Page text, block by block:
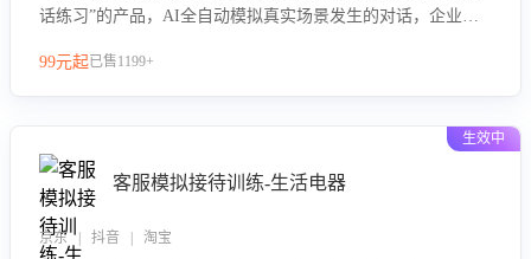
话练习”的产品，AI全自动模拟真实场景发生的对话，企业可
力。
99元起已售1199+
生效中
客服模拟接待训练-生活电器
京东 | 抖音 | 淘宝